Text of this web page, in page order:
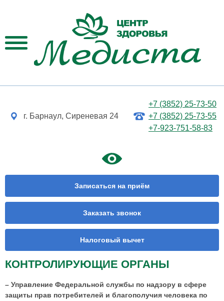
г. Барнаул, Сиреневая 24
+7 (3852) 25-73-50
+7 (3852) 25-73-55
+7-923-751-58-83
Записаться на приём
Заказать звонок
Налоговый вычет
КОНТРОЛИРУЮЩИЕ ОРГАНЫ
– Управление Федеральной службы по надзору в сфере
защиты прав потребителей и благополучия человека по